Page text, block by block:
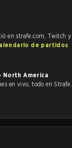
en strafe.com, Twitch y
de partidos
North America
en vivo, todo en Strafe.